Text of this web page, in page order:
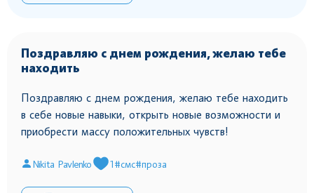
Поздравляю с днем рождения, желаю тебе
находить
Поздравляю с днем рождения, желаю тебе находить
в себе новые навыки, открыть новые возможности и
приобрести массу положительных чувств!
Nikita Pavlenko 1#смс#проза